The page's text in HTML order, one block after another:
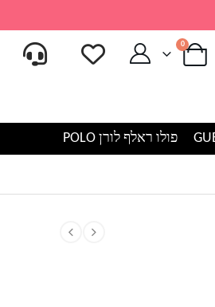
0
פולו ראלף לורן POLO